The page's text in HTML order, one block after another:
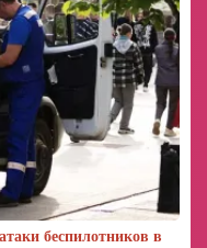
беспилотников в